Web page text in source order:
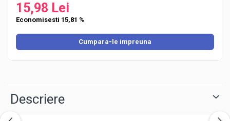
15,98 Lei
Economisesti 15,81 %
Cumpara-le impreuna
Descriere